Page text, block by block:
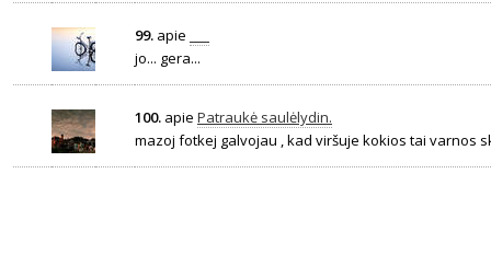
99. apie
jo... gera...
100. apie Patraukė saulėlydin.
mazoj fotkej galvojau , kad viršuje kokios tai varnos